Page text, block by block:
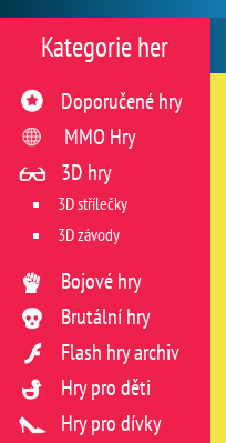
Kategorie her
Doporučené hry
MMO Hry
3D hry
3D střílečky
3D závody
Bojové hry
Brutální hry
Flash hry archiv
Hry pro děti
Hry pro dívky